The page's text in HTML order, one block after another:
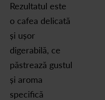
Rezultatul este
o cafea delicată
și ușor
digerabilă, ce
păstrează gustul
și aroma
specifică